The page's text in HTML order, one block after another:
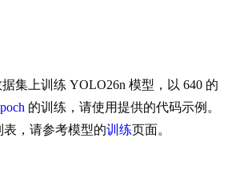
集上训练 YOLO26n 模型，以 640 的
的训练，请使用提供的代码示例。
，请参考模型的训练页面。